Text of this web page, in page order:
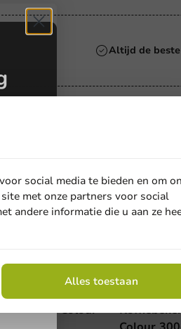
werkdag verzonden
Full Colour
Koffiebekers
social media te bieden en om
met onze partners voor social
andere informatie die u aan ze
Alles toestaan